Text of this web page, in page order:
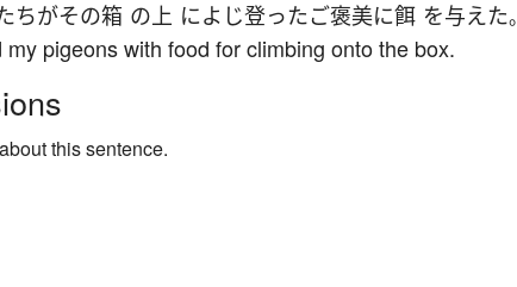
ちがその箱 の上 によじ登ったご褒美に餌 を与えた。
my pigeons with food for climbing onto the box.
this sentence.